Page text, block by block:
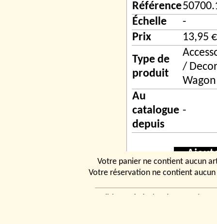
Référence
Échelle
-
Prix
13,95 €
Type de
produit
/
Wagon
Au
catalogue
depuis
-
Votre panier ne contient aucun
Votre réservation ne contient